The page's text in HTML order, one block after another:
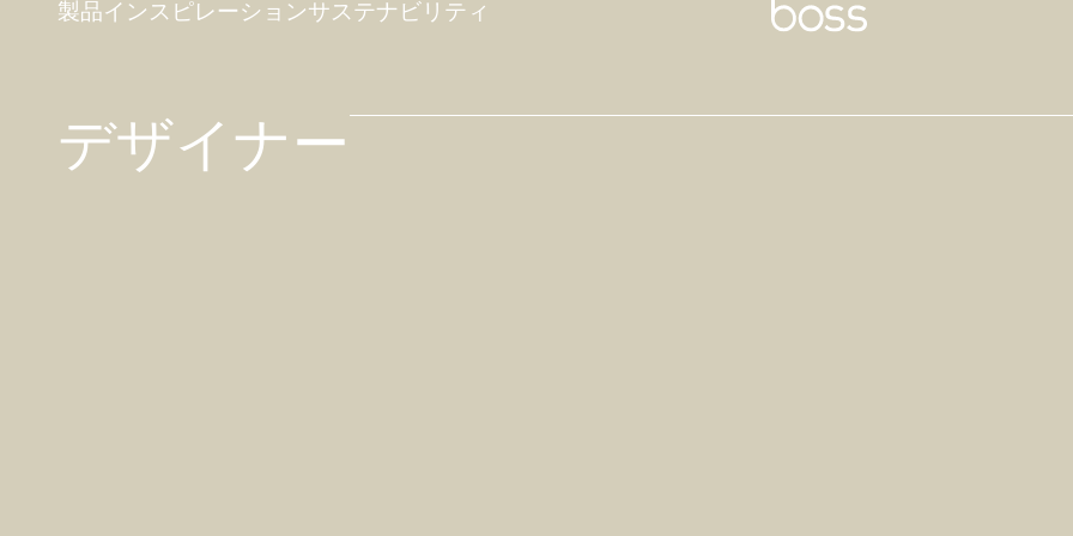
製品インスピレーションサステナビリティ
デザイナー